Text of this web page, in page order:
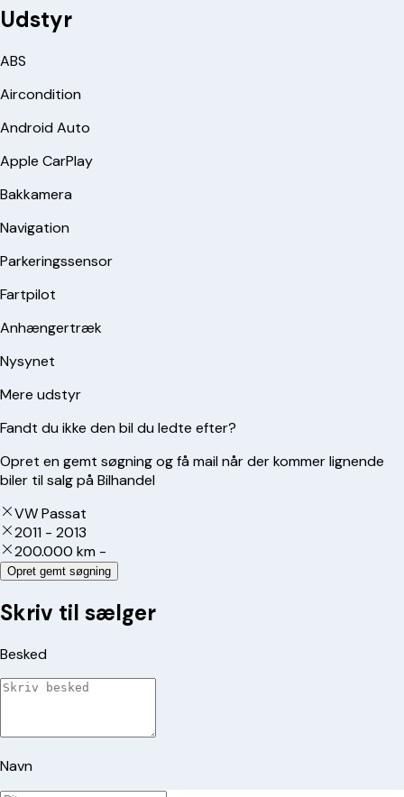
Udstyr
ABS
Aircondition
Android Auto
Apple CarPlay
Bakkamera
Navigation
Parkeringssensor
Fartpilot
Anhængertræk
Nysynet
Mere udstyr
Fandt du ikke den bil du ledte efter?
Opret en gemt søgning og få mail når der kommer lignende
biler til salg på Bilhandel
VW Passat
2011 - 2013
200.000 km -
Opret gemt søgning
Skriv til sælger
Besked
Navn